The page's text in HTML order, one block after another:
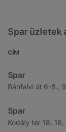
Spar üzletek
CÍM
Spar
Bánfalvi út 6-8.,
Spar
Kodály tér 18.